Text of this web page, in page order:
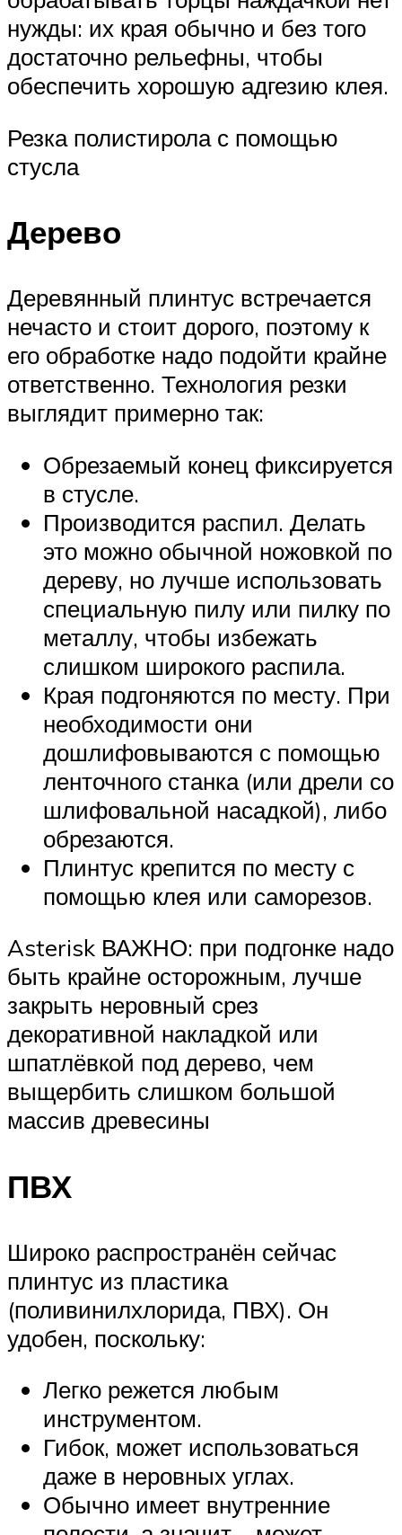
нужды: их края обычно и без того
достаточно рельефны, чтобы
обеспечить хорошую адгезию клея.
Резка полистирола с помощью
стусла
Дерево
Деревянный плинтус встречается
нечасто и стоит дорого, поэтому к
его обработке надо подойти крайне
ответственно. Технология резки
выглядит примерно так:
Обрезаемый конец фиксируется
в стусле.
Производится распил. Делать
это можно обычной ножовкой по
дереву, но лучше использовать
специальную пилу или пилку по
металлу, чтобы избежать
слишком широкого распила.
Края подгоняются по месту. При
необходимости они
дошлифовываются с помощью
ленточного станка (или дрели со
шлифовальной насадкой), либо
обрезаются.
Плинтус крепится по месту с
помощью клея или саморезов.
Asterisk ВАЖНО: при подгонке надо
быть крайне осторожным, лучше
закрыть неровный срез
декоративной накладкой или
шпатлёвкой под дерево, чем
выщербить слишком большой
массив древесины
ПВХ
Широко распространён сейчас
плинтус из пластика
(поливинилхлорида, ПВХ). Он
удобен, поскольку:
Легко режется любым
инструментом.
Гибок, может использоваться
даже в неровных углах.
Обычно имеет внутренние